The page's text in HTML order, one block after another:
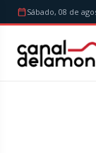
Sábado, 08 de